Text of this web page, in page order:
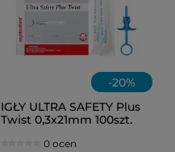
-20%
IGŁY ULTRA SAFETY Plus
Twist 0,3x21mm 100szt.
0 ocen